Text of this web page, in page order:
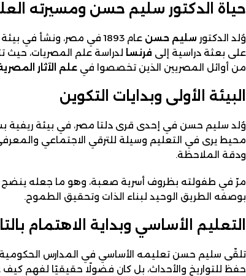
حياة الدكتور سليم حسن ومسيرته
وُلد الدكتور سليم حسن عام 1893 في مصر، ونشأ في بيئة محبة للعلم والثقافة. بدأ دراسته في
على بعثة دراسية إلى فرنسا لدراسة علم المصريات، حيث
من أوائل المصريين الذين تخصصوا في علم الآثار
البيئة الأولى وبدايات التكوين
وُلد سليم حسن في إحدى قرى دلتا مصر، في بيئة ريفية
محيط يرى في التعليم وسيلة للترقي الاجتماعي
ودقة الملاحظة.
مرّ في طفولته بظروف أسرية صعبة، وهو ما جعله ينضج
بوصفه الطريق الوحيد لبناء الذات وتحقيق الطموح.
التعليم الأساسي وبداية الاهتمام
تلقّى سليم حسن تعليمه الأساسي في المدارس الحكومية،
حفظ للتواريخ والأحداث، بل كان فضولًا حقيقيًا لفهم